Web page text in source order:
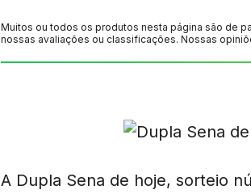
Muitos ou todos os produtos nesta página são de
nossas avaliações ou classificações. Nossas
A Dupla Sena de hoje, sorteio